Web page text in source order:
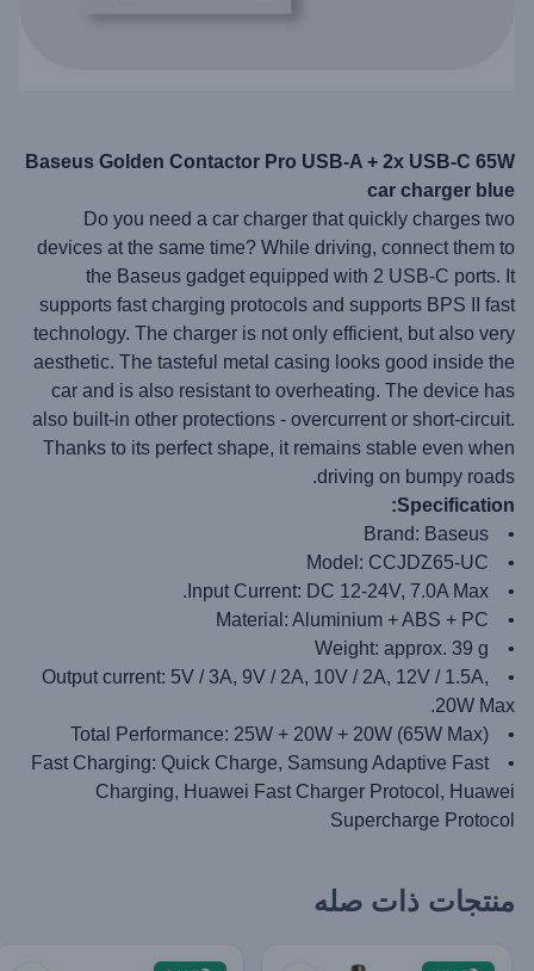
Baseus Golden Contactor Pro USB-A + 2x USB-C 65W
car charger blue
Do you need a car charger that quickly charges two
devices at the same time? While driving, connect them to
the Baseus gadget equipped with 2 USB-C ports. It
supports fast charging protocols and supports BPS II fast
technology. The charger is not only efficient, but also very
aesthetic. The tasteful metal casing looks good inside the
car and is also resistant to overheating. The device has
also built-in other protections - overcurrent or short-circuit.
Thanks to its perfect shape, it remains stable even when
driving on bumpy roads.
Specification:
• Brand: Baseus
• Model: CCJDZ65-UC
• Input Current: DC 12-24V, 7.0A Max.
• Material: Aluminium + ABS + PC
• Weight: approx. 39 g
• Output current: 5V / 3A, 9V / 2A, 10V / 2A, 12V / 1.5A,
20W Max.
• Total Performance: 25W + 20W + 20W (65W Max)
• Fast Charging: Quick Charge, Samsung Adaptive Fast
Charging, Huawei Fast Charger Protocol, Huawei
Supercharge Protocol
منتجات ذات صله